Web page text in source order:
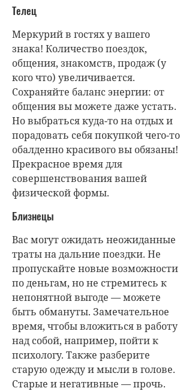
Телец
Меркурий в гостях у вашего
знака! Количество поездок,
общения, знакомств, продаж (у
кого что) увеличивается.
Сохраняйте баланс энергии: от
общения вы можете даже устать.
Но выбраться куда-то на отдых и
порадовать себя покупкой чего-то
обалденно красивого вы обязаны!
Прекрасное время для
совершенствования вашей
физической формы.
Близнецы
Вас могут ожидать неожиданные
траты на дальние поездки. Не
пропускайте новые возможности
по деньгам, но не стремитесь к
непонятной выгоде — можете
быть обмануты. Замечательное
время, чтобы вложиться в работу
над собой, например, пойти к
психологу. Также разберите
старую одежду и мысли в голове.
Старые и негативные — прочь.